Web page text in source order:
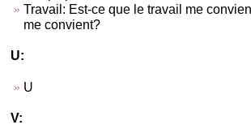
Travail: Est-ce que le travail me
me convient?
U:
U
V: